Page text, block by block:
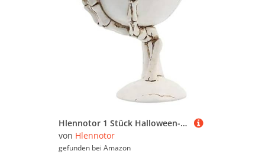
Hlennotor 1 Stück Halloween-Süßigkeitenschalen, Skeletthände, Süßigkeitenschale, Weiße Schädelschale Aus Kunstharz, Rustikale Halloween-Servierschale, Skelettfiguren
von Hlennotor
gefunden bei Amazon